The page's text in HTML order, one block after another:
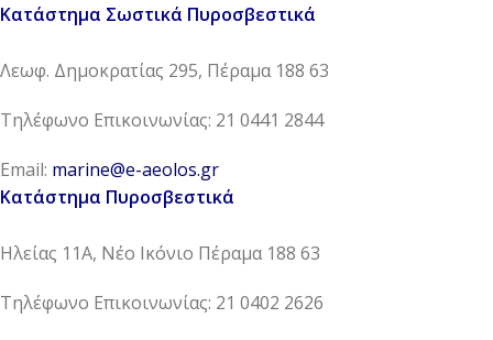
Κατάστημα Σωστικά Πυροσβεστικά
Λεωφ. Δημοκρατίας 295, Πέραμα 188 63
Τηλέφωνο Επικοινωνίας: 21 0441 2844
Email: marine@e-aeolos.gr
Κατάστημα Πυροσβεστικά
Ηλείας 11Α, Νέο Ικόνιο Πέραμα 188 63
Τηλέφωνο Επικοινωνίας: 21 0402 2626